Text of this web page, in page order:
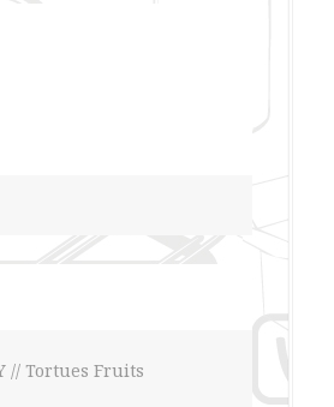
// Tortues Fruits